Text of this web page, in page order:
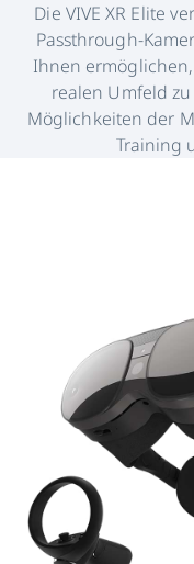
Die VIVE XR Elite
Passthrough-
Ihnen
realen Umfeld
Möglichkeiten der
Training